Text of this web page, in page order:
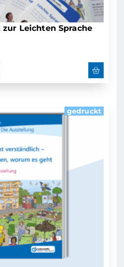
Leichten Sprache
gedruckt